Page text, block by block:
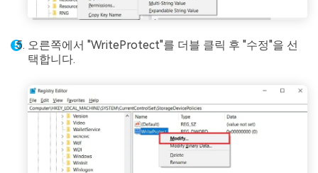
오른쪽에서 "WriteProtect"를 더블 클릭 후 "수정"을 선
택합니다.